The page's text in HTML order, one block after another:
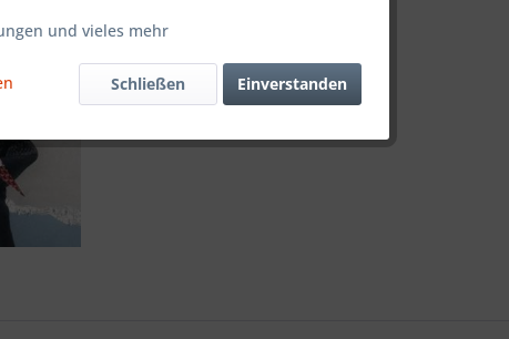
und vieles mehr
Einverstanden
Schließen